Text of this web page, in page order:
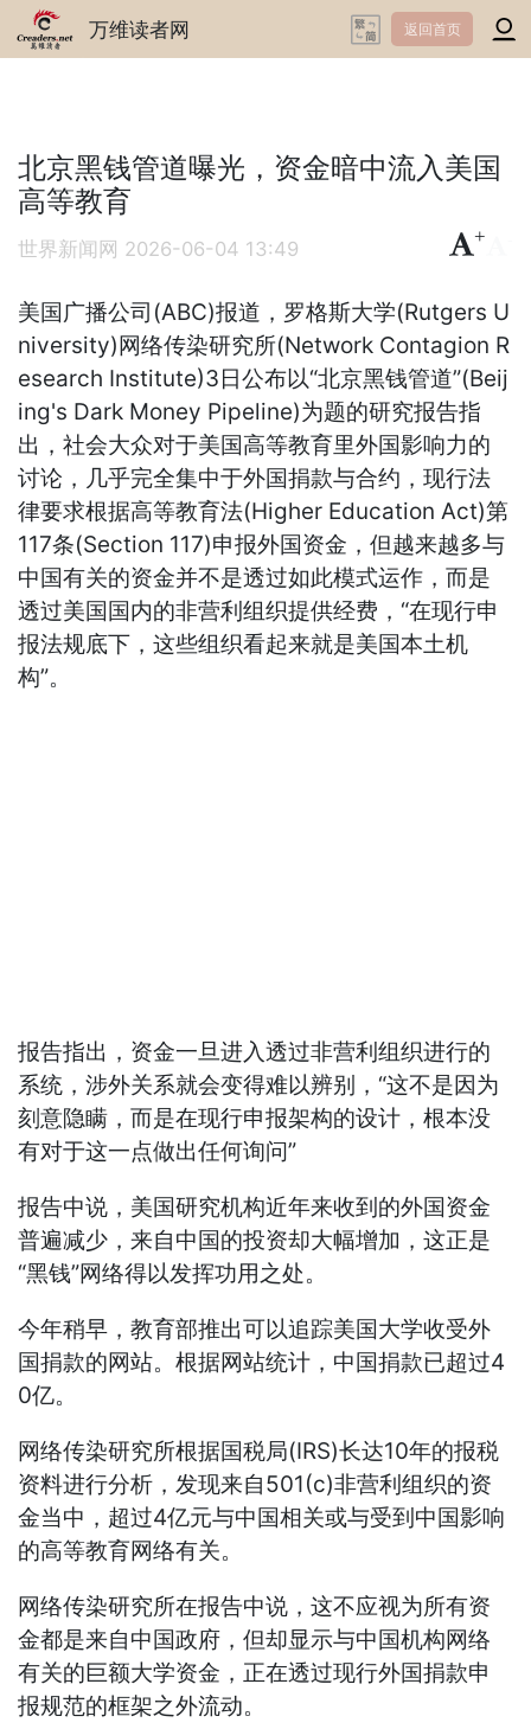
万维读者网 返回首页
北京黑钱管道曝光，资金暗中流入美国
高等教育
世界新闻网 2026-06-04 13:49
+
美国广播公司(ABC)报道，罗格斯大学(Rutgers U
niversity)网络传染研究所(Network Contagion R
esearch Institute)3日公布以“北京黑钱管道”(Beij
ing's Dark Money Pipeline)为题的研究报告指
出，社会大众对于美国高等教育里外国影响力的
讨论，几乎完全集中于外国捐款与合约，现行法
律要求根据高等教育法(Higher Education Act)第
117条(Section 117)申报外国资金，但越来越多与
中国有关的资金并不是透过如此模式运作，而是
透过美国国内的非营利组织提供经费，“在现行申
报法规底下，这些组织看起来就是美国本土机
构”。
报告指出，资金一旦进入透过非营利组织进行的
系统，涉外关系就会变得难以辨别，“这不是因为
刻意隐瞒，而是在现行申报架构的设计，根本没
有对于这一点做出任何询问”
报告中说，美国研究机构近年来收到的外国资金
普遍减少，来自中国的投资却大幅增加，这正是
“黑钱”网络得以发挥功用之处。
今年稍早，教育部推出可以追踪美国大学收受外
国捐款的网站。根据网站统计，中国捐款已超过4
0亿。
网络传染研究所根据国税局(IRS)长达10年的报税
资料进行分析，发现来自501(c)非营利组织的资
金当中，超过4亿元与中国相关或与受到中国影响
的高等教育网络有关。
网络传染研究所在报告中说，这不应视为所有资
金都是来自中国政府，但却显示与中国机构网络
有关的巨额大学资金，正在透过现行外国捐款申
报规范的框架之外流动。